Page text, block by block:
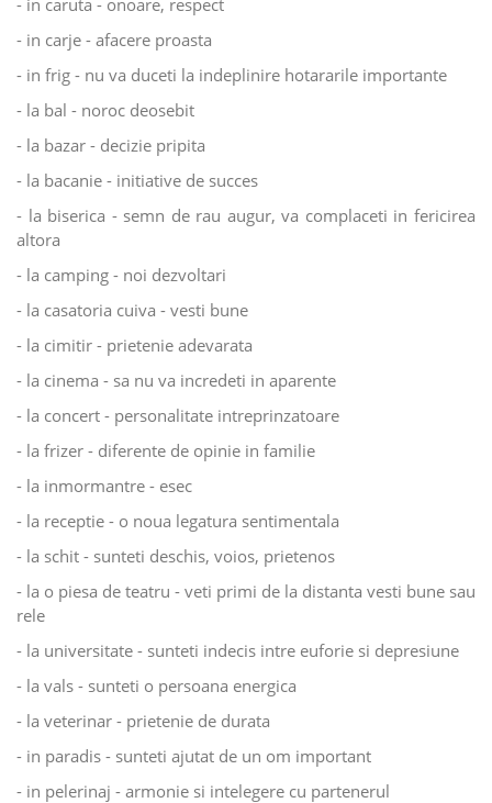
- in caruta - onoare, respect
- in carje - afacere proasta
- in frig - nu va duceti la indeplinire hotararile importante
- la bal - noroc deosebit
- la bazar - decizie pripita
- la bacanie - initiative de succes
- la biserica - semn de rau augur, va complaceti in fericirea
altora
- la camping - noi dezvoltari
- la casatoria cuiva - vesti bune
- la cimitir - prietenie adevarata
- la cinema - sa nu va incredeti in aparente
- la concert - personalitate intreprinzatoare
- la frizer - diferente de opinie in familie
- la inmormantre - esec
- la receptie - o noua legatura sentimentala
- la schit - sunteti deschis, voios, prietenos
- la o piesa de teatru - veti primi de la distanta vesti bune sau
rele
- la universitate - sunteti indecis intre euforie si depresiune
- la vals - sunteti o persoana energica
- la veterinar - prietenie de durata
- in paradis - sunteti ajutat de un om important
- in pelerinaj - armonie si intelegere cu partenerul